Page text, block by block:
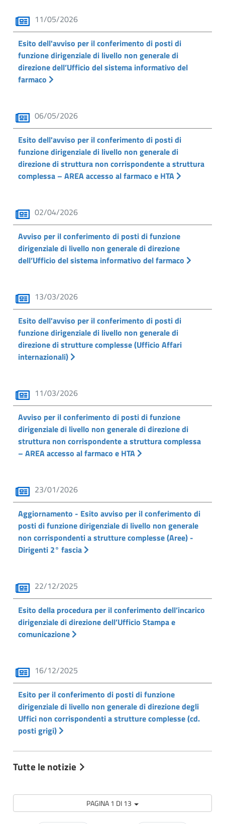
11/05/2026
Esito dell'avviso per il conferimento di posti di
funzione dirigenziale di livello non generale di
direzione dell’Ufficio del sistema informativo del
farmaco
06/05/2026
Esito dell'avviso per il conferimento di posti di
funzione dirigenziale di livello non generale di
direzione di struttura non corrispondente a struttura
complessa – AREA accesso al farmaco e HTA
02/04/2026
Avviso per il conferimento di posti di funzione
dirigenziale di livello non generale di direzione
dell’Ufficio del sistema informativo del farmaco
13/03/2026
Esito dell'avviso per il conferimento di posti di
funzione dirigenziale di livello non generale di
direzione di strutture complesse (Ufficio Affari
internazionali)
11/03/2026
Avviso per il conferimento di posti di funzione
dirigenziale di livello non generale di direzione di
struttura non corrispondente a struttura complessa
– AREA accesso al farmaco e HTA
23/01/2026
Aggiornamento - Esito avviso per il conferimento di
posti di funzione dirigenziale di livello non generale
non corrispondenti a strutture complesse (Aree) -
Dirigenti 2° fascia
22/12/2025
Esito della procedura per il conferimento dell’incarico
dirigenziale di direzione dell’Ufficio Stampa e
comunicazione
16/12/2025
Esito per il conferimento di posti di funzione
dirigenziale di livello non generale di direzione degli
Uffici non corrispondenti a strutture complesse (cd.
posti grigi)
Tutte le notizie
PAGINA 1 DI 13